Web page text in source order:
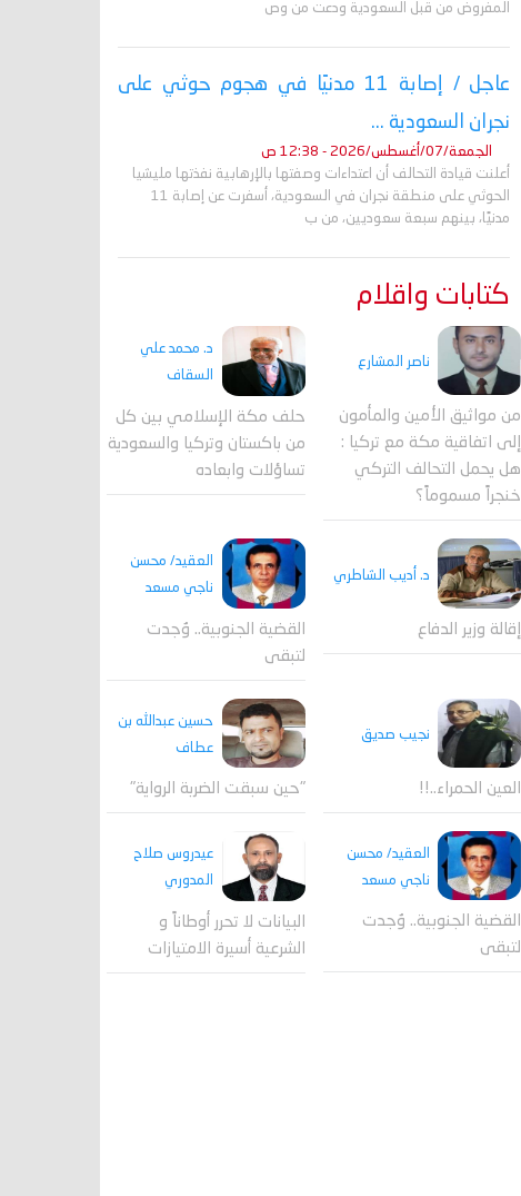
المفروض من قبل السعودية ودعت من وص
عاجل / إصابة 11 مدنيًا في هجوم حوثي على
نجران السعودية ...
الجمعة/07/أغسطس/2026 - 12:38 ص
أعلنت قيادة التحالف أن اعتداءات وصفتها بالإرهابية نفذتها مليشيا
الحوثي على منطقة نجران في السعودية، أسفرت عن إصابة 11
مدنيًا، بينهم سبعة سعوديين، من ب
كتابات واقلام
ناصر المشارع
من مواثيق الأمين والمأمون
إلى اتفاقية مكة مع تركيا :
هل يحمل التحالف التركي
خنجراً مسموماً؟
د. محمد علي
السقاف
حلف مكة الإسلامي بين كل
من باكستان وتركيا والسعودية
تساؤلات وابعاده
د. أديب الشاطري
إقالة وزير الدفاع
العقيد/ محسن
ناجي مسعد
القضية الجنوبية.. وُجدت
لتبقى
نجيب صديق
العين الحمراء..!!
حسين عبدالله بن
عطاف
"حين سبقت الضربة الرواية"
العقيد/ محسن
ناجي مسعد
القضية الجنوبية.. وُجدت
لتبقى
عيدروس صلاح
المدوري
البيانات لا تحرر أوطاناً و
الشرعية أسيرة الامتيازات